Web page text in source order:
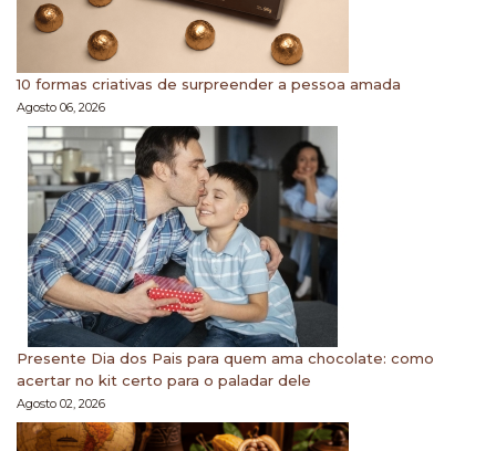
10 formas criativas de surpreender a pessoa amada
Agosto 06, 2026
Presente Dia dos Pais para quem ama chocolate: como
acertar no kit certo para o paladar dele
Agosto 02, 2026